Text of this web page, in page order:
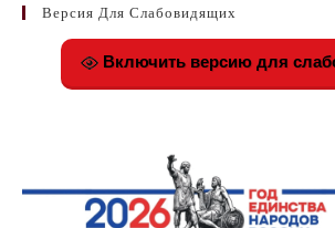
Версия Для Слабовидящих
Включить версию для